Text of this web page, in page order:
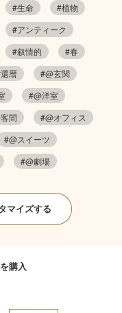
#生命
#植物
#アンティーク
#叙情的
#春
暦
#@玄関
#@洋室
間
#@オフィス
#@スイーツ
#@劇場
マイズする
購入